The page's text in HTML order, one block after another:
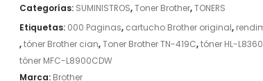
Categorías: SUMINISTROS,Toner Brother,TONERS
Etiquetas: 000 Paginas, cartucho Brother original,
,tóner Brother cian,Toner Brother TN-419C,tóner HL-
tóner MFC-L8900CDW
Marca: Brother